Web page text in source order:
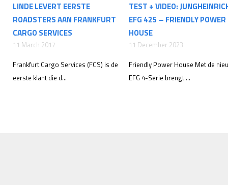
LINDE LEVERT EERSTE
ROADSTERS AAN FRANKFURT
CARGO SERVICES
11 March 2017
Frankfurt Cargo Services (FCS) is de
eerste klant die d...
TEST + VIDEO:
EFG 425 – FRIENDLY POWER
HOUSE
11 December 2023
Friendly Power House Met de
EFG 4-Serie brengt ...